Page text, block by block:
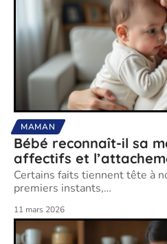
MAMAN
Bébé reconnaît-il sa
affectifs et
Certains faits tiennent tête à
premiers instants,…
11 mars 2026